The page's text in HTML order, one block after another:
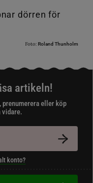
Foto: Roland Thunholm
artikeln!
eller köp
konto?